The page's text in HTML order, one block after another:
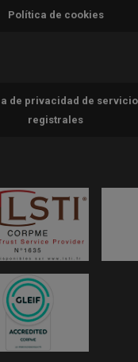
nueva)
Política de cookies
de privacidad de
registrales